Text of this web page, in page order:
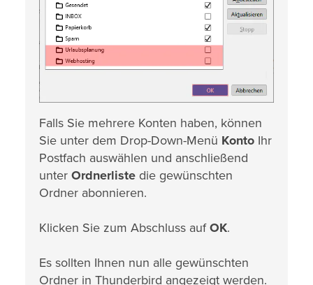
Falls Sie mehrere Konten haben, können
Sie unter dem Drop-Down-Menü Konto Ihr
Postfach auswählen und anschließend
unter Ordnerliste die gewünschten
Ordner abonnieren.
Klicken Sie zum Abschluss aufOK.
Es sollten Ihnen nun alle gewünschten
Ordner in Thunderbird angezeigt werden.